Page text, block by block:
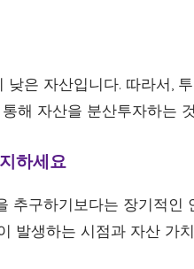
낮은 자산입니다. 따라서,
해 자산을 분산투자하는
하세요
추구하기보다는 장기적인
발생하는 시점과 자산 가